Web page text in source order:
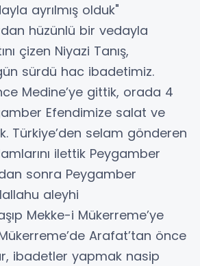
ayrılmış olduk"
hüzünlü bir vedayla
çizen Niyazi Tanış,
gün sürdü hac ibadetimiz.
Medine’ye gittik, orada 4
Efendimize salat ve
Türkiye’den selam gönderen
ilettik Peygamber
sonra Peygamber
aleyhi
Mekke-i Mükerreme’ye
Arafat’tan önce
ibadetler yapmak nasip